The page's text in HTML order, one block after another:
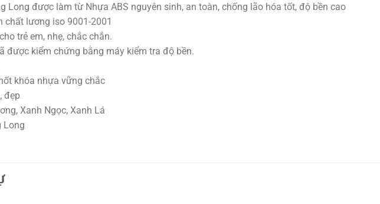
Long được làm từ Nhựa ABS nguyên sinh, an toàn, chống lão hóa tốt, độ bền cao
lương iso 9001-2001
trẻ em, nhẹ, chắc chắn.
được kiểm chứng bằng máy kiểm tra độ bền.
khóa nhựa vững chắc
đẹp
Xanh Ngọc, Xanh Lá
Long